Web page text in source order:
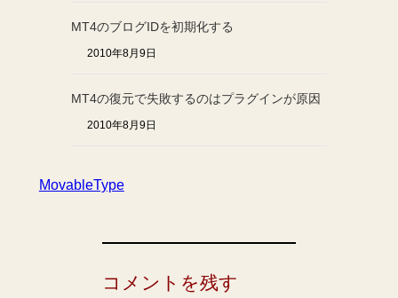
MT4のブログIDを初期化する
2010年8月9日
MT4の復元で失敗するのはプラグインが原因
2010年8月9日
MovableType
コメントを残す